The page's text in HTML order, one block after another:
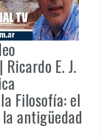
E. J.
Filosofía: el
antigüedad